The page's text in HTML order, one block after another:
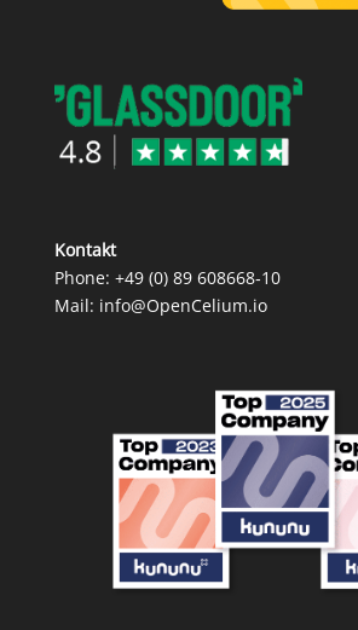
Kontakt
Phone: +49 (0) 89 608668‑10
Mail: info@OpenCelium.io